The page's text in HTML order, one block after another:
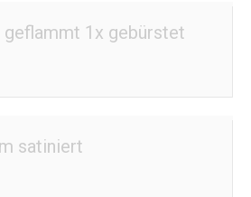
1x gebürstet
satiniert